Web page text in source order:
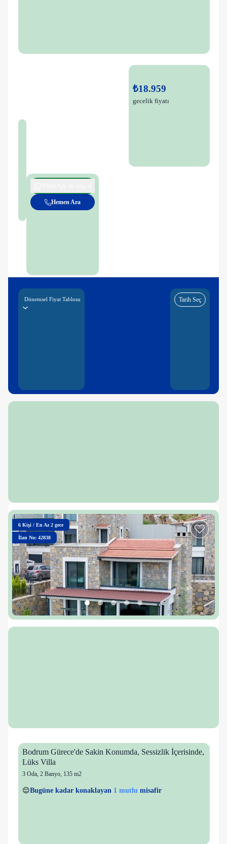
₺18.959
gecelik fiyatı
Hemen Ara
Dönemsel Fiyat Tablosu Tarih Seç
6 Kişi / En Az 2 gece
İlan No: 42838
Bodrum Gürece'de Sakin Konumda, Sessizlik İçerisinde,
Lüks Villa
3 Oda, 2 Banyo, 135 m2
👀Son 1 saatte29 kişigörüntüledi